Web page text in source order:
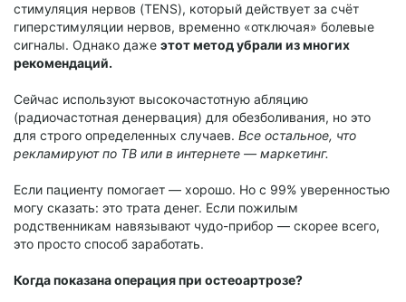
стимуляция нервов (TENS), который действует за счёт
гиперстимуляции нервов, временно «отключая» болевые
сигналы. Однако даже этот метод убрали из многих
рекомендаций.
Сейчас используют высокочастотную абляцию
(радиочастотная денервация) для обезболивания, но это
для строго определенных случаев. Все остальное, что
рекламируют по ТВ или в интернете — маркетинг.
Если пациенту помогает — хорошо. Но с 99% уверенностью
могу сказать: это трата денег. Если пожилым
родственникам навязывают чудо-прибор — скорее всего,
это просто способ заработать.
Когда показана операция при остеоартрозе?